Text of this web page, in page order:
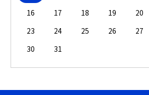
16
17 18 19 20
23
24 25 26 27
30
31